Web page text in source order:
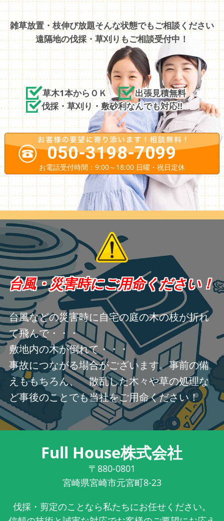
雑草放置・枝伸び放題そんな状態でもご相談ください
遠隔地の伐採・草刈りもご相談受付中！
草木1本からＯＫ
出張見積無料
伐採・草刈り・敷砂利なんでも対応!!
050-3198-7099
お電話受付時間：9:00～18:00 日曜・祝日定休
台風・災害時にご用命ください！
台風などの災害時に自宅の庭の木の枝が折れ
て飛んで・・・
敷地内の木が倒れて・・・
事故につながる場合がございます。事前の備
えももちろん、 散乱した木々や草の処理な
ど事後のことでも当社をご用命ください！
Full House株式会社
〒880-0801
宮崎県宮崎市元宮町8-23
伐採・剪定のことなら私たちにお任せください。